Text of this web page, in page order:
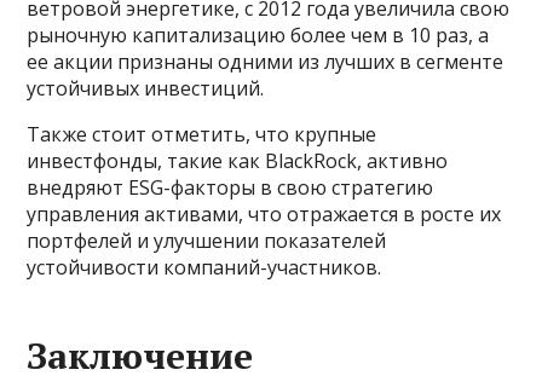
ветровой энергетике, с 2012 года увеличила свою
рыночную капитализацию более чем в 10 раз, а
ее акции признаны одними из лучших в сегменте
устойчивых инвестиций.
Также стоит отметить, что крупные
инвестфонды, такие как BlackRock, активно
внедряют ESG-факторы в свою стратегию
управления активами, что отражается в росте их
портфелей и улучшении показателей
устойчивости компаний-участников.
Заключение